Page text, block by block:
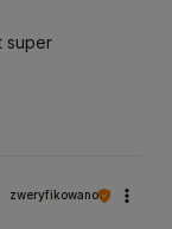
super
zweryfikowano